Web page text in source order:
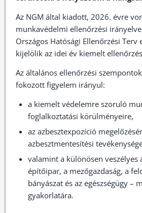
Az NGM által kiadott, 2026. évre
munkavédelmi ellenőrzési
Országos Hatósági Ellenőrzési Terv
kijelölik az idei év kiemelt
Az általános ellenőrzési
fokozott figyelem irányul:
a kiemelt védelemre szoruló
foglalkoztatási körülményeire,
az azbesztexpozíció
azbesztmentesítési
valamint a különösen veszélyes
építőipar, a mezőgazdaság, a
bányászat és az egészségügy –
gyakorlatára.